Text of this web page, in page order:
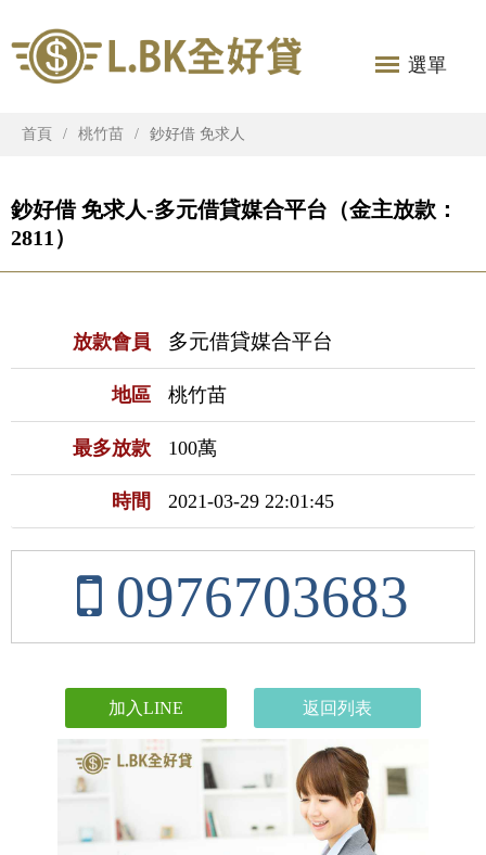
選單
首頁 桃竹苗 鈔好借 免求人
鈔好借 免求人-多元借貸媒合平台（金主放款：
2811）
放款會員 多元借貸媒合平台
地區 桃竹苗
最多放款 100萬
時間 2021-03-29 22:01:45
0976703683
加入LINE 返回列表